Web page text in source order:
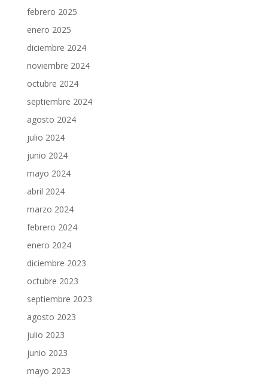
febrero 2025
enero 2025
diciembre 2024
noviembre 2024
octubre 2024
septiembre 2024
agosto 2024
julio 2024
junio 2024
mayo 2024
abril 2024
marzo 2024
febrero 2024
enero 2024
diciembre 2023
octubre 2023
septiembre 2023
agosto 2023
julio 2023
junio 2023
mayo 2023